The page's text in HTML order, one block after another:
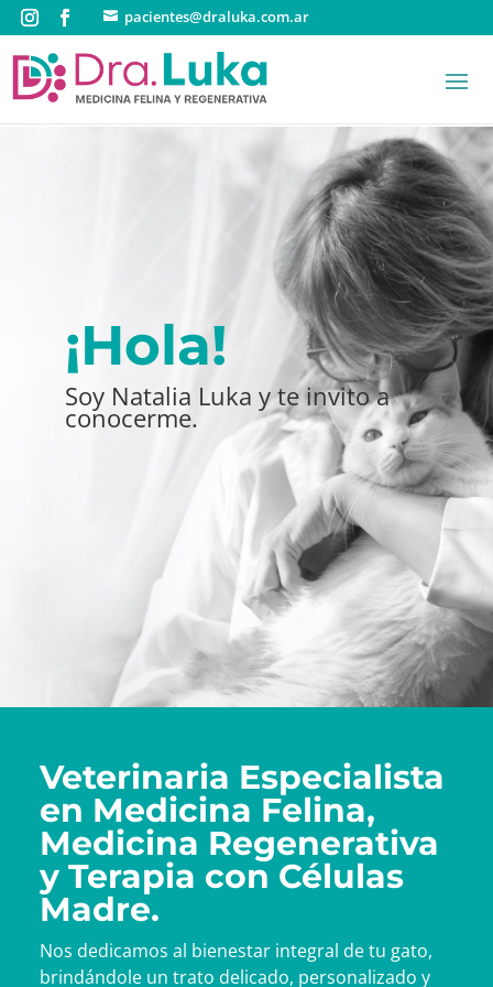
pacientes@draluka.com.ar
¡Hola!
Soy Natalia Luka y te invito a
conocerme.
Veterinaria Especialista
en Medicina Felina,
Medicina Regenerativa
y Terapia con Células
Madre.
Nos dedicamos al bienestar integral de tu gato,
brindándole un trato delicado, personalizado y